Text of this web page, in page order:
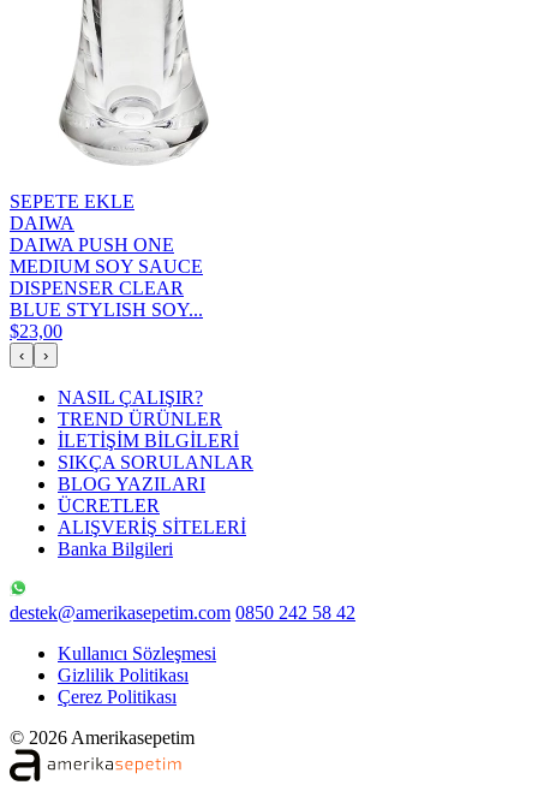
SEPETE EKLE
DAIWA
DAIWA PUSH ONE
MEDIUM SOY SAUCE
DISPENSER CLEAR
BLUE STYLISH SOY...
$23,00
‹ ›
NASIL ÇALIŞIR?
TREND ÜRÜNLER
İLETİŞİM BİLGİLERİ
SIKÇA SORULANLAR
BLOG YAZILARI
ÜCRETLER
ALIŞVERİŞ SİTELERİ
Banka Bilgileri
destek@amerikasepetim.com 0850 242 58 42
Kullanıcı Sözleşmesi
Gizlilik Politikası
Çerez Politikası
© 2026 Amerikasepetim